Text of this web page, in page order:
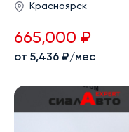
Красноярск
665,000 ₽
от 5,436 ₽/мес